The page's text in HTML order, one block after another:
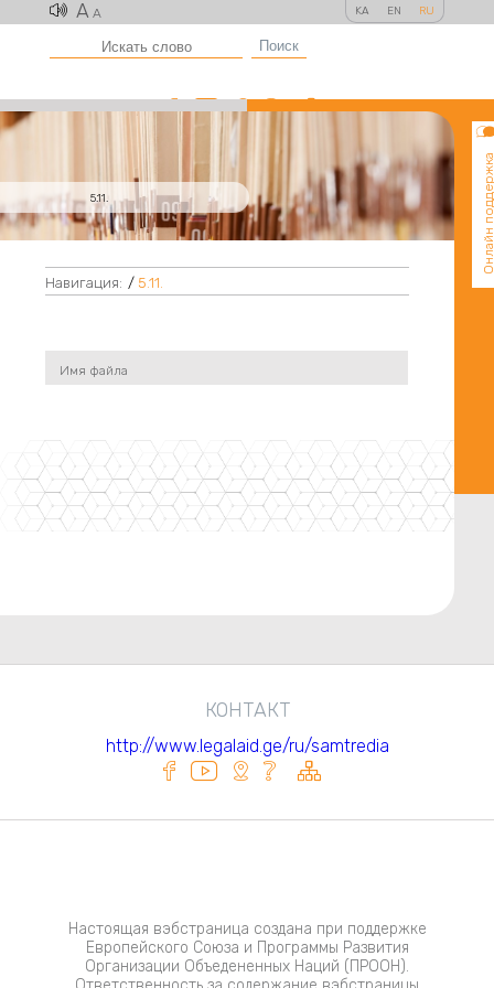
A A KA EN RU
Поиск
5.11. Онлайн
Навигация: / 5.11.
Имя файла
КОНТАКТ
http://www.legalaid.ge/ru/samtredia
Настоящая вэбстраница создана при поддержке
Европейского Союза и Программы Развития
Организации Объедененных Наций (ПРООН).